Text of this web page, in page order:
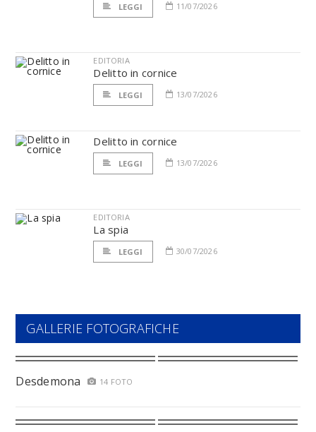
LEGGI 11/07/2026
EDITORIA
Delitto in cornice
LEGGI 13/07/2026
Delitto in cornice
LEGGI 13/07/2026
EDITORIA
La spia
LEGGI 30/07/2026
GALLERIE FOTOGRAFICHE
Desdemona 14 FOTO